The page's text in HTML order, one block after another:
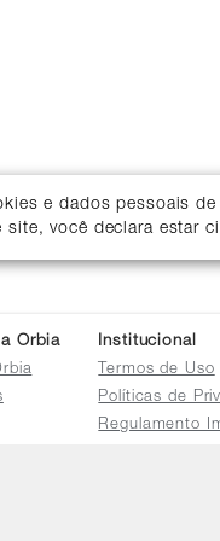
e dados pessoais
site, você declara estar
Orbia Institucional
Termos de Uso
Políticas de
Regulamento